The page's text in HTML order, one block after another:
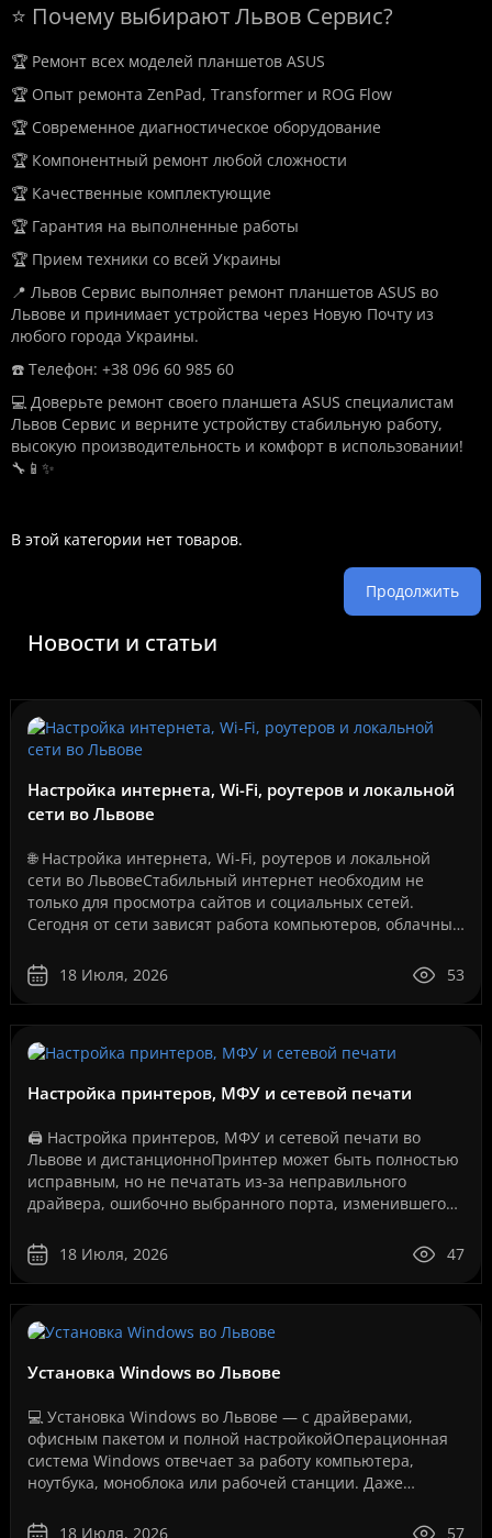
⭐ Почему выбирают Львов Сервис?
🏆 Ремонт всех моделей планшетов ASUS
🏆 Опыт ремонта ZenPad, Transformer и ROG Flow
🏆 Современное диагностическое оборудование
🏆 Компонентный ремонт любой сложности
🏆 Качественные комплектующие
🏆 Гарантия на выполненные работы
🏆 Прием техники со всей Украины
📍 Львов Сервис выполняет ремонт планшетов ASUS во
Львове и принимает устройства через Новую Почту из
любого города Украины.
☎️ Телефон: +38 096 60 985 60
💻 Доверьте ремонт своего планшета ASUS специалистам
Львов Сервис и верните устройству стабильную работу,
высокую производительность и комфорт в использовании!
🔧📱✨
В этой категории нет товаров.
Продолжить
Новости и статьи
Настройка интернета, Wi-Fi, роутеров и локальной
сети во Львове
🌐 Настройка интернета, Wi-Fi, роутеров и локальной
сети во ЛьвовеСтабильный интернет необходим не
только для просмотра сайтов и социальных сетей.
Сегодня от сети зависят работа компьютеров, облачные
18 Июля, 2026
53
Настройка принтеров, МФУ и сетевой печати
🖨️ Настройка принтеров, МФУ и сетевой печати во
Львове и дистанционноПринтер может быть полностью
исправным, но не печатать из-за неправильного
драйвера, ошибочно выбранного порта, изменившегося
соединение..
18 Июля, 2026 47
Установка Windows во Львове
💻 Установка Windows во Львове — с драйверами,
офисным пакетом и полной настройкойОперационная
система Windows отвечает за работу компьютера,
ноутбука, моноблока или рабочей станции. Даже
если система у..
18 Июля, 2026 57